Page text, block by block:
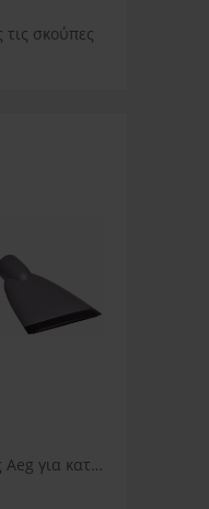
σκούπες
Σετ καθαρισμού σκούπας Aeg για κατοικίδια